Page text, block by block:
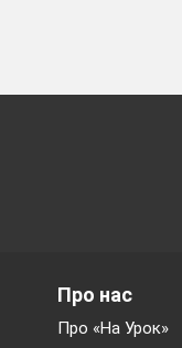
Про нас
Про «На Урок»